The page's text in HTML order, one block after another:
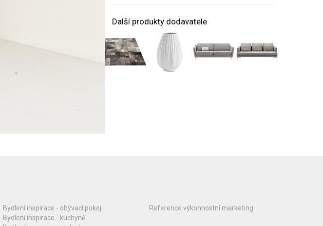
Další produkty dodavatele
Bydlení inspirace - obývací pokoj
Bydlení inspirace - kuchyně
Reference výkonnostní marketing